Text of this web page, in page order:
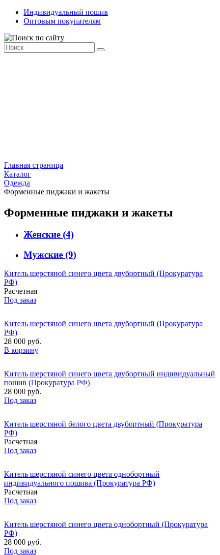
Индивидуальный пошив
Оптовым покупателям
Главная страница
Каталог
Одежда
Форменные пиджаки и жакеты
Форменные пиджаки и жакеты
Женские (4)
Мужские (9)
Китель шерстяной синего цвета двубортный (Прокуратура
РФ)
Расчетная
Под заказ
Китель шерстяной синего цвета двубортный (Прокуратура
РФ)
28 000 руб.
В корзину
Китель шерстяной синего цвета двубортный индивидуальный
пошив (Прокуратура РФ)
28 000 руб.
Под заказ
Китель шерстяной белого цвета двубортный (Прокуратура
РФ)
Расчетная
Под заказ
Китель шерстяной синего цвета однобортный
индивидуального пошива (Прокуратура РФ)
Расчетная
Под заказ
Китель шерстяной синего цвета однобортный (Прокуратура
РФ)
28 000 руб.
Под заказ